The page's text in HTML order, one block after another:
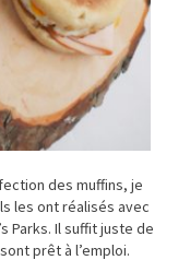
des muffins, je
les ont réalisés avec
Parks. Il suffit juste de
prêt à l’emploi.